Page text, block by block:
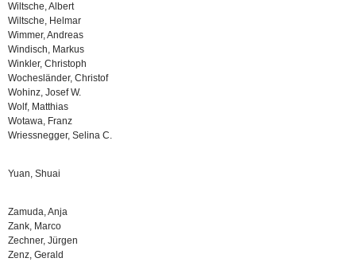
Wiltsche, Albert
Wiltsche, Helmar
Wimmer, Andreas
Windisch, Markus
Winkler, Christoph
Wochesländer, Christof
Wohinz, Josef W.
Wolf, Matthias
Wotawa, Franz
Wriessnegger, Selina C.
Yuan, Shuai
Zamuda, Anja
Zank, Marco
Zechner, Jürgen
Zenz, Gerald